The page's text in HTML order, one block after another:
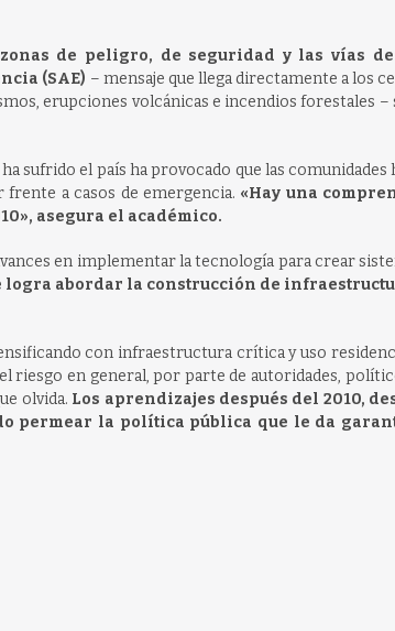
de peligro, de seguridad y las vías
(SAE) – mensaje que llega directamente a los
erupciones volcánicas e incendios forestales –
sufrido el país ha provocado que las
a casos de emergencia. «Hay una
asegura el académico.
en implementar la tecnología para crear
logra abordar la construcción de
con infraestructura crítica y uso
riesgo en general, por parte de autoridades,
olvida. Los aprendizajes después del 2010,
permear la política pública que le da